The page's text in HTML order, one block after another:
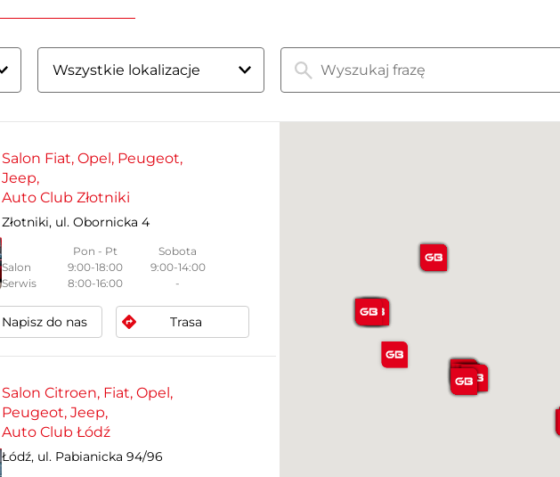
Salon Fiat, Opel, Peugeot,
Jeep,
Auto Club Złotniki
Złotniki, ul. Obornicka 4
Pon - Pt
Sobota
Salon
9:00-18:00
9:00-14:00
Serwis
8:00-16:00 -
Napisz do nas Trasa
Salon Citroen, Fiat, Opel,
Peugeot, Jeep,
Auto Club Łódź
Łódź, ul. Pabianicka 94/96